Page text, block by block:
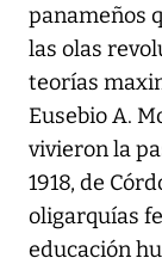
panameños
las olas
teorías
Eusebio A.
vivieron la
1918, de
oligarquías
educación